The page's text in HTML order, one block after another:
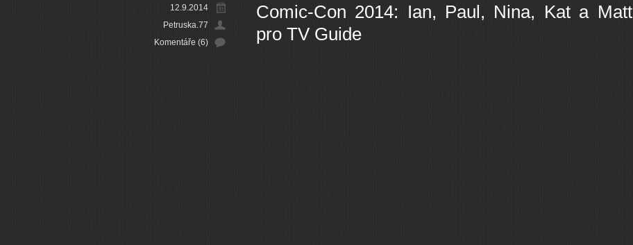
12.9.2014
Petruska.77
Komentáře (6)
Comic-Con 2014: Ian, Paul, Nina, Kat a Matt
pro TV Guide